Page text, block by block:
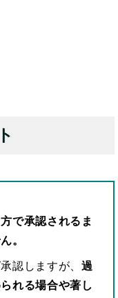
で承認されるま
。
認しますが、 過
れる場合や著し